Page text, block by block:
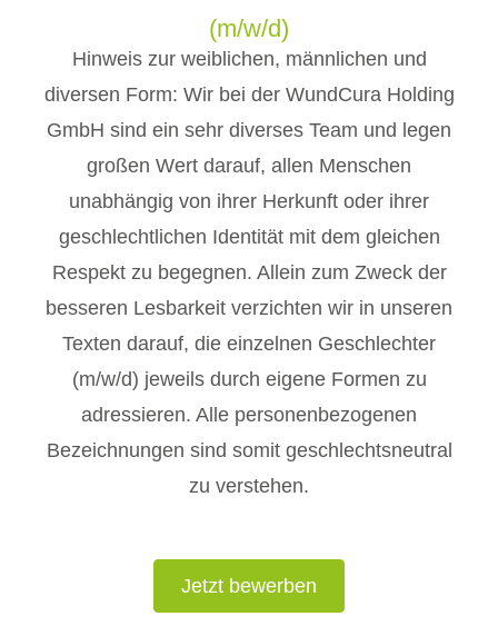
(m/w/d)
Hinweis zur weiblichen, männlichen und
diversen Form: Wir bei der WundCura Holding
GmbH sind ein sehr diverses Team und legen
großen Wert darauf, allen Menschen
unabhängig von ihrer Herkunft oder ihrer
geschlechtlichen Identität mit dem gleichen
Respekt zu begegnen. Allein zum Zweck der
besseren Lesbarkeit verzichten wir in unseren
Texten darauf, die einzelnen Geschlechter
(m/w/d) jeweils durch eigene Formen zu
adressieren. Alle personenbezogenen
Bezeichnungen sind somit geschlechtsneutral
zu verstehen.
Jetzt bewerben